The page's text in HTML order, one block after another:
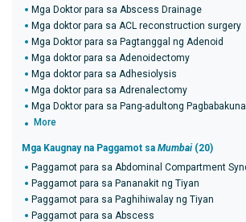
Mga Doktor para sa Abscess Drainage
Mga doktor para sa ACL reconstruction surgery
Mga Doktor para sa Pagtanggal ng Adenoid
Mga doktor para sa Adenoidectomy
Mga doktor para sa Adhesiolysis
Mga doktor para sa Adrenalectomy
Mga Doktor para sa Pang-adultong Pagbabakuna
More
Mga Kaugnay na Paggamot sa Mumbai (20)
Paggamot para sa Abdominal Compartment
Paggamot para sa Pananakit ng Tiyan
Paggamot para sa Paghihiwalay ng Tiyan
Paggamot para sa Abscess